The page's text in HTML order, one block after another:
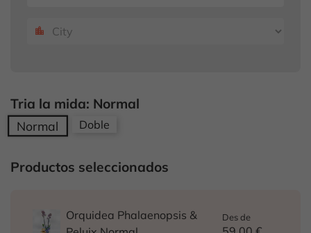
location_city
Tria la mida: Normal
Normal Doble
Productos seleccionados
Orquidea Phalaenopsis &
Des de